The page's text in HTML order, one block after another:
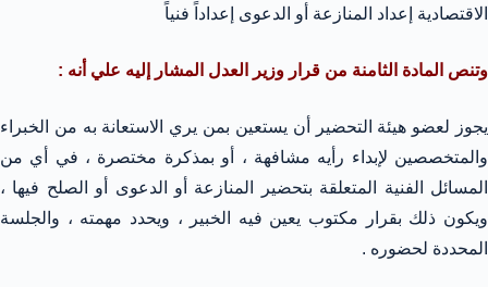
الاقتصادية إعداد المنازعة أو الدعوى إعداداً فنياً
وتنص المادة الثامنة من قرار وزير العدل المشار إليه علي أنه :
يجوز لعضو هيئة التحضير أن يستعين بمن يري الاستعانة به من الخبراء
والمتخصصين لإبداء رأيه مشافهة ، أو بمذكرة مختصرة ، في أي من
المسائل الفنية المتعلقة بتحضير المنازعة أو الدعوى أو الصلح فيها ،
ويكون ذلك بقرار مكتوب يعين فيه الخبير ، ويحدد مهمته ، والجلسة
المحددة لحضوره .